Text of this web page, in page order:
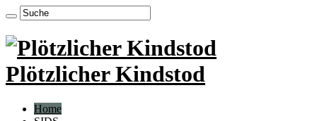
Plötzlicher Kindstod
Home